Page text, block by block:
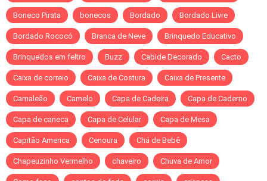
Boneco Pirata bonecos Bordado Bordado Livre
Bordado Rococó Branca de Neve Brinquedo Educativo
Brinquedos em feltro Buzz Cabide Decorado Cacto
Caixa de correio Caixa de Costura Caixa de Presente
Camaleão Camelo Capa de Cadeira Capa de Caderno
Capa de caneca Capa de Celular Capa de Mesa
Capitão America Cenoura Chá de Bebê
Chapeuzinho Vermelho chaveiro Chuva de Amor